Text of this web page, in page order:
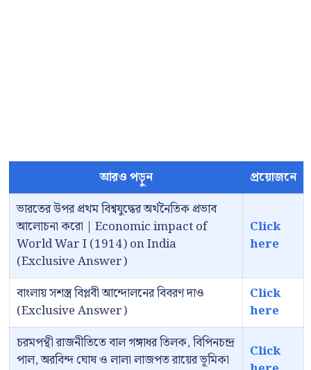
আরও পড়ুন
প্রয়োজনে
ভারতের উপর প্রথম বিশ্বযুদ্ধের অর্থনৈতিক প্রভাব
আলোচনা করো | Economic impact of
World War I (1914) on India
(Exclusive Answer)
Click
here
বাংলায় সশস্ত্র বিপ্লবী আন্দোলনের বিবরণ দাও
(Exclusive Answer)
Click
here
চরমপন্থী রাজনীতিতে বাল গঙ্গাধর তিলক, বিপিনচন্দ্র
পাল, অরবিন্দ ঘোষ ও লালা লাজপত রায়ের ভূমিকা
Click